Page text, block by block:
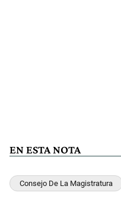
EN ESTA NOTA
Consejo De La Magistratura